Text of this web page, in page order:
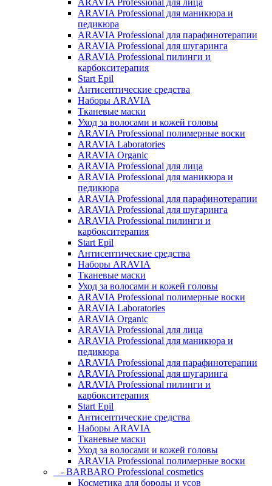
ARAVIA Professional для лица
ARAVIA Professional для маникюра и
педикюра
ARAVIA Professional для парафинотерапии
ARAVIA Professional для шугаринга
ARAVIA Professional пилинги и
карбокситерапия
Start Epil
Антисептические средства
Наборы ARAVIA
Тканевые маски
Уход за волосами и кожей головы
ARAVIA Professional полимерные воски
ARAVIA Laboratories
ARAVIA Organic
ARAVIA Professional для лица
ARAVIA Professional для маникюра и
педикюра
ARAVIA Professional для парафинотерапии
ARAVIA Professional для шугаринга
ARAVIA Professional пилинги и
карбокситерапия
Start Epil
Антисептические средства
Наборы ARAVIA
Тканевые маски
Уход за волосами и кожей головы
ARAVIA Professional полимерные воски
ARAVIA Laboratories
ARAVIA Organic
ARAVIA Professional для лица
ARAVIA Professional для маникюра и
педикюра
ARAVIA Professional для парафинотерапии
ARAVIA Professional для шугаринга
ARAVIA Professional пилинги и
карбокситерапия
Start Epil
Антисептические средства
Наборы ARAVIA
Тканевые маски
Уход за волосами и кожей головы
ARAVIA Professional полимерные воски
- BARBARO Professional cosmetics
Косметика для бороды и усов